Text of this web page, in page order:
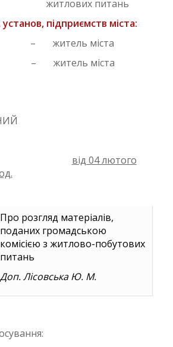
питань
установ, підприємств міста:
– житель міста
– житель міста
від 04 лютого
Про розгляд матеріалів,
поданих громадською
комісією з житлово-побутових
питань
Доп. Лісовська Ю. М.